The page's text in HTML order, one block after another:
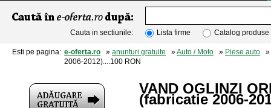
Cauta in sectiunile: Lista firme Catalog produse
Esti pe pagina: e-oferta.ro » anunturi gratuite »Auto / Moto » Piese auto »
2006-2012)....100 RON
VAND OGLINZI
(fabricatie 2006-